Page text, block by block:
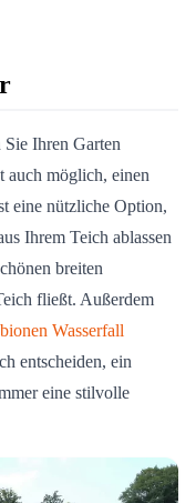
Ihren Garten
auch möglich, einen
eine nützliche Option,
Ihrem Teich ablassen
breiten
fließt. Außerdem
Wasserfall
entscheiden, ein
eine stilvolle